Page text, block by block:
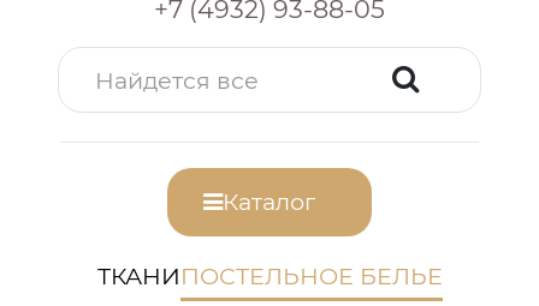
+7 (4932) 93-88-05
Каталог
ТКАНИПОСТЕЛЬНОЕ БЕЛЬЕ